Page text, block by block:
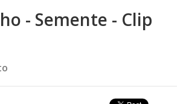
- Semente - Clip